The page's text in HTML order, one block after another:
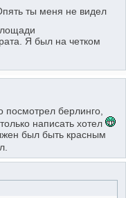
ты меня не видел
Я был на четком
посмотрел берлинго,
написать хотел
был быть красным